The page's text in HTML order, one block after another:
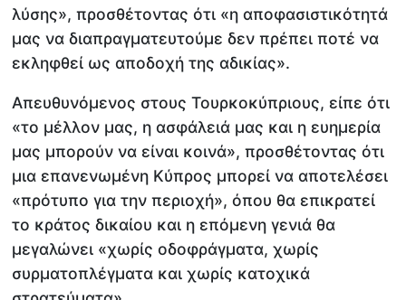
λύσης», προσθέτοντας ότι «η αποφασιστικότητά
μας να διαπραγματευτούμε δεν πρέπει ποτέ να
εκληφθεί ως αποδοχή της αδικίας».
Απευθυνόμενος στους Τουρκοκύπριους, είπε ότι
«το μέλλον μας, η ασφάλειά μας και η ευημερία
μας μπορούν να είναι κοινά», προσθέτοντας ότι
μια επανενωμένη Κύπρος μπορεί να αποτελέσει
«πρότυπο για την περιοχή», όπου θα επικρατεί
το κράτος δικαίου και η επόμενη γενιά θα
μεγαλώνει «χωρίς οδοφράγματα, χωρίς
συρματοπλέγματα και χωρίς κατοχικά